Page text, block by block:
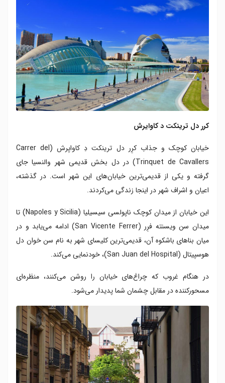
کرر دل ترینکت د کاوایرش
خیابان کوچک و جذاب کرِر دل ترینکت دِ کاوایِرش (Carrer del
Trinquet de Cavallers) در دل بخش قدیمی شهر والنسیا جای
گرفته و یکی از قدیمی‌ترین خیابان‌های این شهر است. در گذشته،
اعیان و اشراف شهر در اینجا زندگی می‌کردند.
این خیابان از میدان کوچک ناپولسی سیسیلیا (Napoles y Sicilia) تا
میدان سن ویسنته فرِر (San Vicente Ferrer) ادامه می‌یابد و در
میان بناهای باشکوه آن، قدیمی‌ترین کلیسای شهر به نام سن خوان دل
هوسپیتال (San Juan del Hospital)، خودنمایی می‌کند.
در هنگام غروب که چراغ‌های خیابان را روشن می‌‌کنند، منظره‌ای
مسحورکننده در مقابل چشمان شما پدیدار می‌شود.